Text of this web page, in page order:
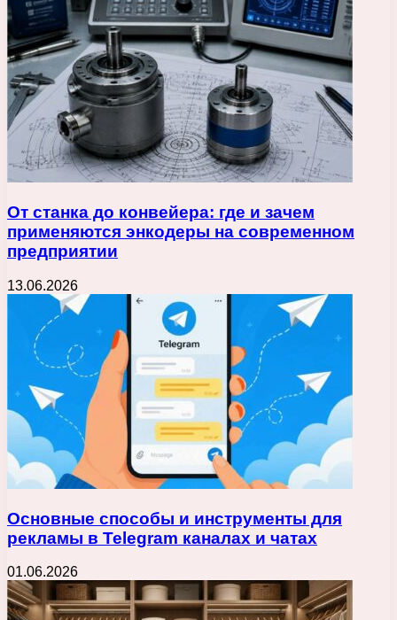
От станка до конвейера: где и зачем
применяются энкодеры на современном
предприятии
13.06.2026
Основные способы и инструменты для
рекламы в Telegram каналах и чатах
01.06.2026